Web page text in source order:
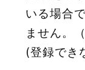
いる場合
ません。
(登録でき